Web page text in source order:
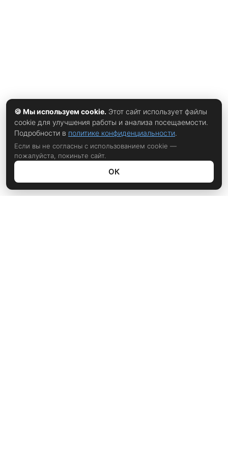
🍪 Мы используем cookie. Этот сайт использует файлы
cookie для улучшения работы и анализа посещаемости.
Подробности в политике конфиденциальности.
Если вы не согласны с использованием cookie —
пожалуйста, покиньте сайт.
ОК